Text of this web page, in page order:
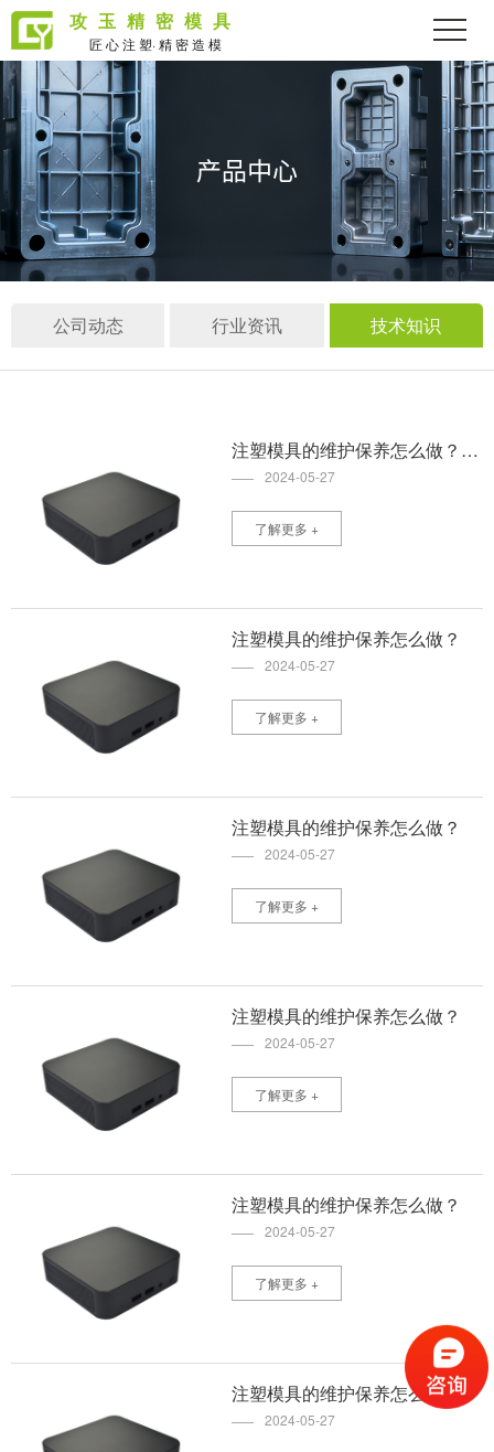
攻玉精密模具
匠 心 注 塑· 精 密 造 模
公司动态 行业资讯 技术知识
注塑模具的维护保养怎么做？_COPY_COPY
2024-05-27
了解更多 +
注塑模具的维护保养怎么做？
2024-05-27
了解更多 +
注塑模具的维护保养怎么做？
2024-05-27
了解更多 +
注塑模具的维护保养怎么做？
2024-05-27
了解更多 +
注塑模具的维护保养怎么做？
2024-05-27
了解更多 +
注塑模具的维护保养怎么做？
2024-05-27